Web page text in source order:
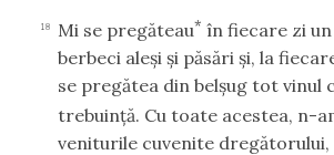
18 Mi se pregăteau* în fiecare zi un
berbeci aleşi şi păsări şi, la
se pregătea din belşug tot vinul
trebuinţă. Cu toate acestea, n-
veniturile cuvenite dregătorului,